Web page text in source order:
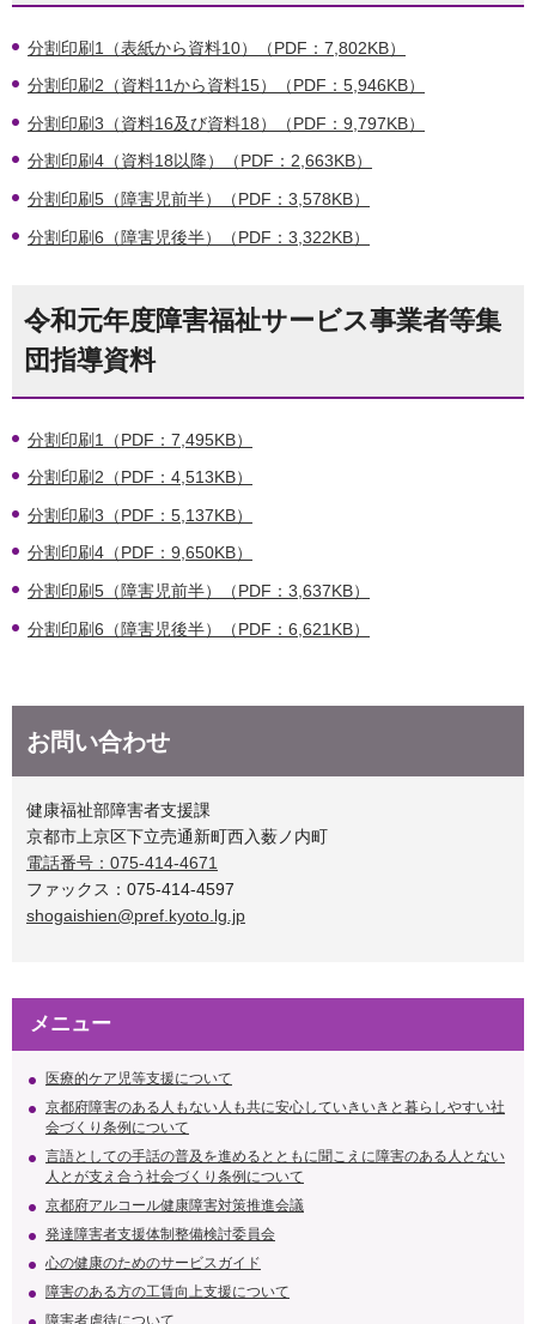
分割印刷1（表紙から資料10）（PDF：7,802KB）
分割印刷2（資料11から資料15）（PDF：5,946KB）
分割印刷3（資料16及び資料18）（PDF：9,797KB）
分割印刷4（資料18以降）（PDF：2,663KB）
分割印刷5（障害児前半）（PDF：3,578KB）
分割印刷6（障害児後半）（PDF：3,322KB）
令和元年度障害福祉サービス事業者等集
団指導資料
分割印刷1（PDF：7,495KB）
分割印刷2（PDF：4,513KB）
分割印刷3（PDF：5,137KB）
分割印刷4（PDF：9,650KB）
分割印刷5（障害児前半）（PDF：3,637KB）
分割印刷6（障害児後半）（PDF：6,621KB）
お問い合わせ
健康福祉部障害者支援課
京都市上京区下立売通新町西入薮ノ内町
電話番号：075-414-4671
ファックス：075-414-4597
shogaishien@pref.kyoto.lg.jp
メニュー
医療的ケア児等支援について
京都府障害のある人もない人も共に安心していきいきと暮らしやすい社
会づくり条例について
言語としての手話の普及を進めるとともに聞こえに障害のある人とない
人とが支え合う社会づくり条例について
京都府アルコール健康障害対策推進会議
発達障害者支援体制整備検討委員会
心の健康のためのサービスガイド
障害のある方の工賃向上支援について
障害者虐待について